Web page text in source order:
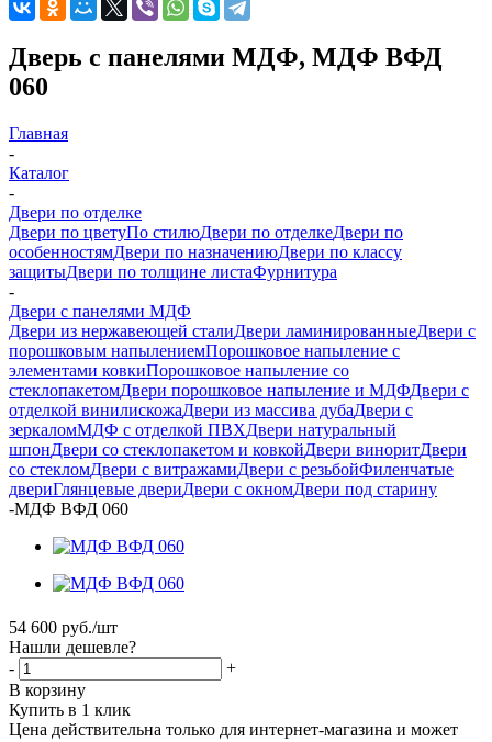
Дверь с панелями МДФ, МДФ ВФД
060
Главная
-
Каталог
-
Двери по отделке
Двери по цветуПо стилюДвери по отделкеДвери по
особенностямДвери по назначениюДвери по классу
защитыДвери по толщине листаФурнитура
-
Двери с панелями МДФ
Двери из нержавеющей сталиДвери ламинированныеДвери с
порошковым напылениемПорошковое напыление с
элементами ковкиПорошковое напыление со
стеклопакетомДвери порошковое напыление и МДФДвери с
отделкой винилискожаДвери из массива дубаДвери с
зеркаломМДФ с отделкой ПВХДвери натуральный
шпонДвери со стеклопакетом и ковкойДвери виноритДвери
со стекломДвери с витражамиДвери с резьбойФиленчатые
двериГлянцевые двериДвери с окномДвери под старину
-МДФ ВФД 060
54 600 руб./шт
Нашли дешевле?
-
+
В корзину
Купить в 1 клик
Цена действительна только для интернет-магазина и может